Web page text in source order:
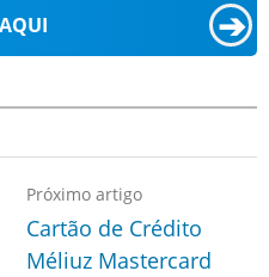
➔
Próximo artigo
Cartão de Crédito
Méliuz Mastercard